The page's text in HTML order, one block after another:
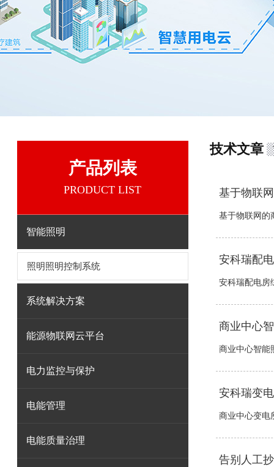
产品列表
PRODUCT LIST
智能照明
照明照明控制系统
系统解决方案
能源物联网云平台
电力监控与保护
电能管理
电能质量治理
技术文章
基于物联
基于物联网的
安科瑞配
安科瑞配电房
商业中心
商业中心智能
安科瑞变
商业中心变电
告别人工